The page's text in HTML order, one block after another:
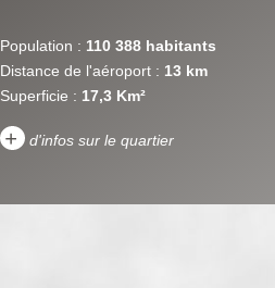
Population : 110 388 habitants
Distance de l'aéroport : 13 km
Superficie : 17,3 Km²
+ d'infos sur le quartier